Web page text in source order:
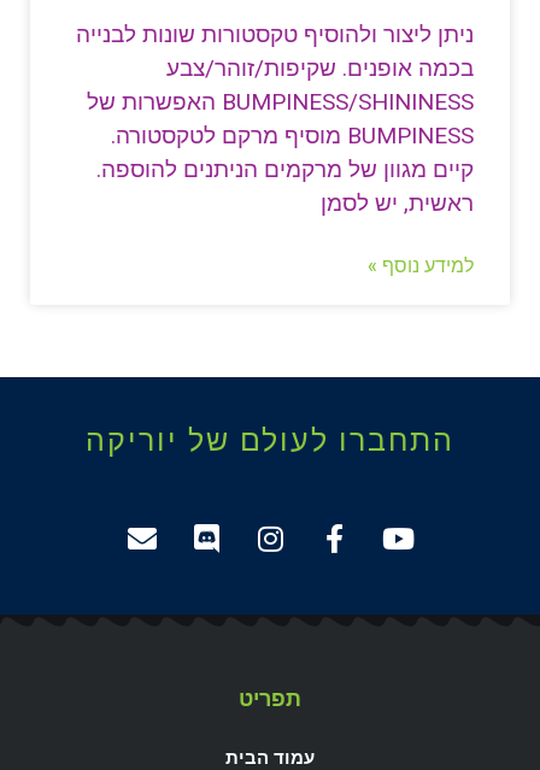
ניתן ליצור ולהוסיף טקסטורות שונות לבנייה
בכמה אופנים. שקיפות/זוהר/צבע
BUMPINESS/SHININESS האפשרות של
BUMPINESS מוסיף מרקם לטקסטורה.
קיים מגוון של מרקמים הניתנים להוספה.
ראשית, יש לסמן
למידע נוסף »
התחברו לעולם של יוריקה
תפריט
עמוד הבית